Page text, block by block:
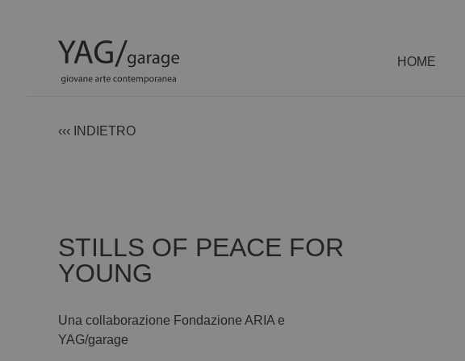
HOME
‹‹‹ INDIETRO
STILLS OF PEACE FOR
YOUNG
Una collaborazione Fondazione ARIA e
YAG/garage